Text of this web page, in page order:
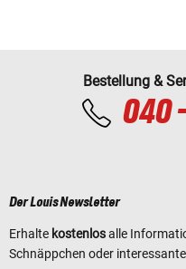
Bestellung &
040
Der Louis Newsletter
Erhalte kostenlosalle
Schnäppchen oder